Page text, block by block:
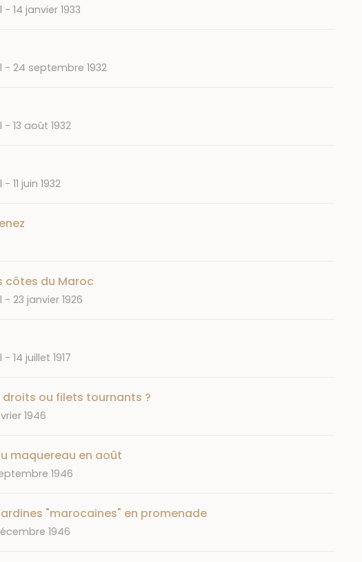
Date
14 janvier 1933
Date
24 septembre 1932
Date
13 août 1932
Date
11 juin 1932
côtes du Maroc
Date
23 janvier 1926
Date
14 juillet 1917
ou filets tournants ?
1946
maquereau en août
1946
"marocaines" en promenade
1946